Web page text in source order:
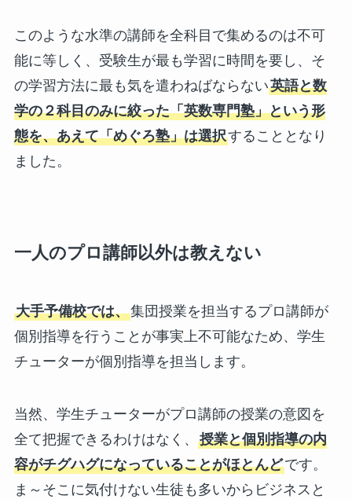
このような水準の講師を全科目で集めるのは不可
能に等しく、受験生が最も学習に時間を要し、そ
の学習方法に最も気を遣わねばならない英語と数
学の２科目のみに絞った「英数専門塾」という形
態を、あえて「めぐろ塾」は選択することとなり
ました。
一人のプロ講師以外は教えない
大手予備校では、集団授業を担当するプロ講師が
個別指導を行うことが事実上不可能なため、学生
チューターが個別指導を担当します。
当然、学生チューターがプロ講師の授業の意図を
全て把握できるわけはなく、 授業と個別指導の内
容がチグハグになっていることがほとんどです。
ま～そこに気付けない生徒も多いからビジネスと